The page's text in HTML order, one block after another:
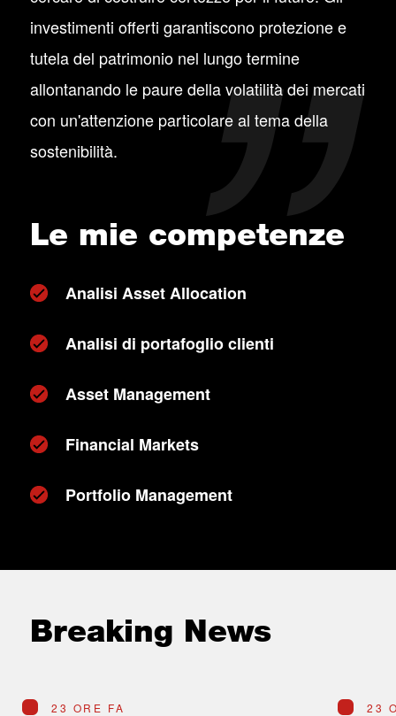
investimenti offerti garantiscono protezione e
tutela del patrimonio nel lungo termine
allontanando le paure della volatilità dei mercati
con un'attenzione particolare al tema della
sostenibilità.
Le mie competenze
Analisi Asset Allocation
Analisi di portafoglio clienti
Asset Management
Financial Markets
Portfolio Management
Breaking News
23 ORE FA 23